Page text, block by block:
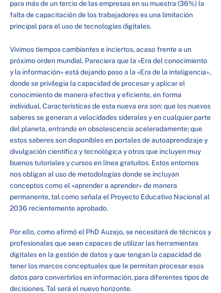
para más de un tercio de las empresas en su muestra (36%) la
falta de capacitación de los trabajadores es una limitación
principal para el uso de tecnologías digitales.
Vivimos tiempos cambiantes e inciertos, acaso frente a un
próximo orden mundial. Pareciera que la «Era del conocimiento
y la información» está dejando paso a la «Era de la inteligencia»,
donde se privilegia la capacidad de procesar y aplicar el
conocimiento de manera efectiva y eficiente, en forma
individual. Características de esta nueva era son: que los nuevos
saberes se generan a velocidades siderales y en cualquier parte
del planeta, entrando en obsolescencia aceleradamente; que
estos saberes son disponibles en portales de autoaprendizaje y
divulgación científica y tecnológica y otros que incluyen muy
buenos tutoriales y cursos en línea gratuitos. Estos entornos
nos obligan al uso de metodologías donde se incluyan
conceptos como el «aprender a aprender» de manera
permanente, tal como señala el Proyecto Educativo Nacional al
2036 recientemente aprobado.
Por ello, como afirmó el PhD Auzejo, se necesitará de técnicos y
profesionales que sean capaces de utilizar las herramientas
digitales en la gestión de datos y que tengan la capacidad de
tener los marcos conceptuales que le permitan procesar esos
datos para convertirlos en información, para diferentes tipos de
decisiones. Tal será el nuevo horizonte.